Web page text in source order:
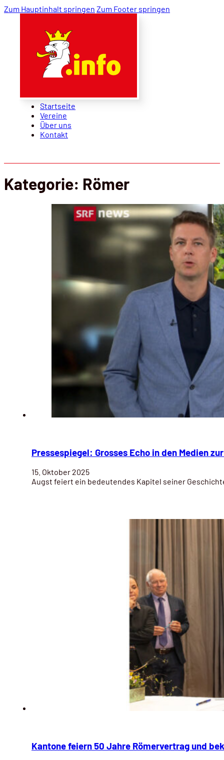
Zum Hauptinhalt springen Zum Footer springen
Startseite
Vereine
Über uns
Kontakt
Startseite
Vereine
Über uns
Kontakt
Kategorie: Römer
Pressespiegel: Grosses Echo in den Medien
15. Oktober 2025
Augst feiert ein bedeutendes Kapitel seiner
Kantone feiern 50 Jahre Römervertrag und